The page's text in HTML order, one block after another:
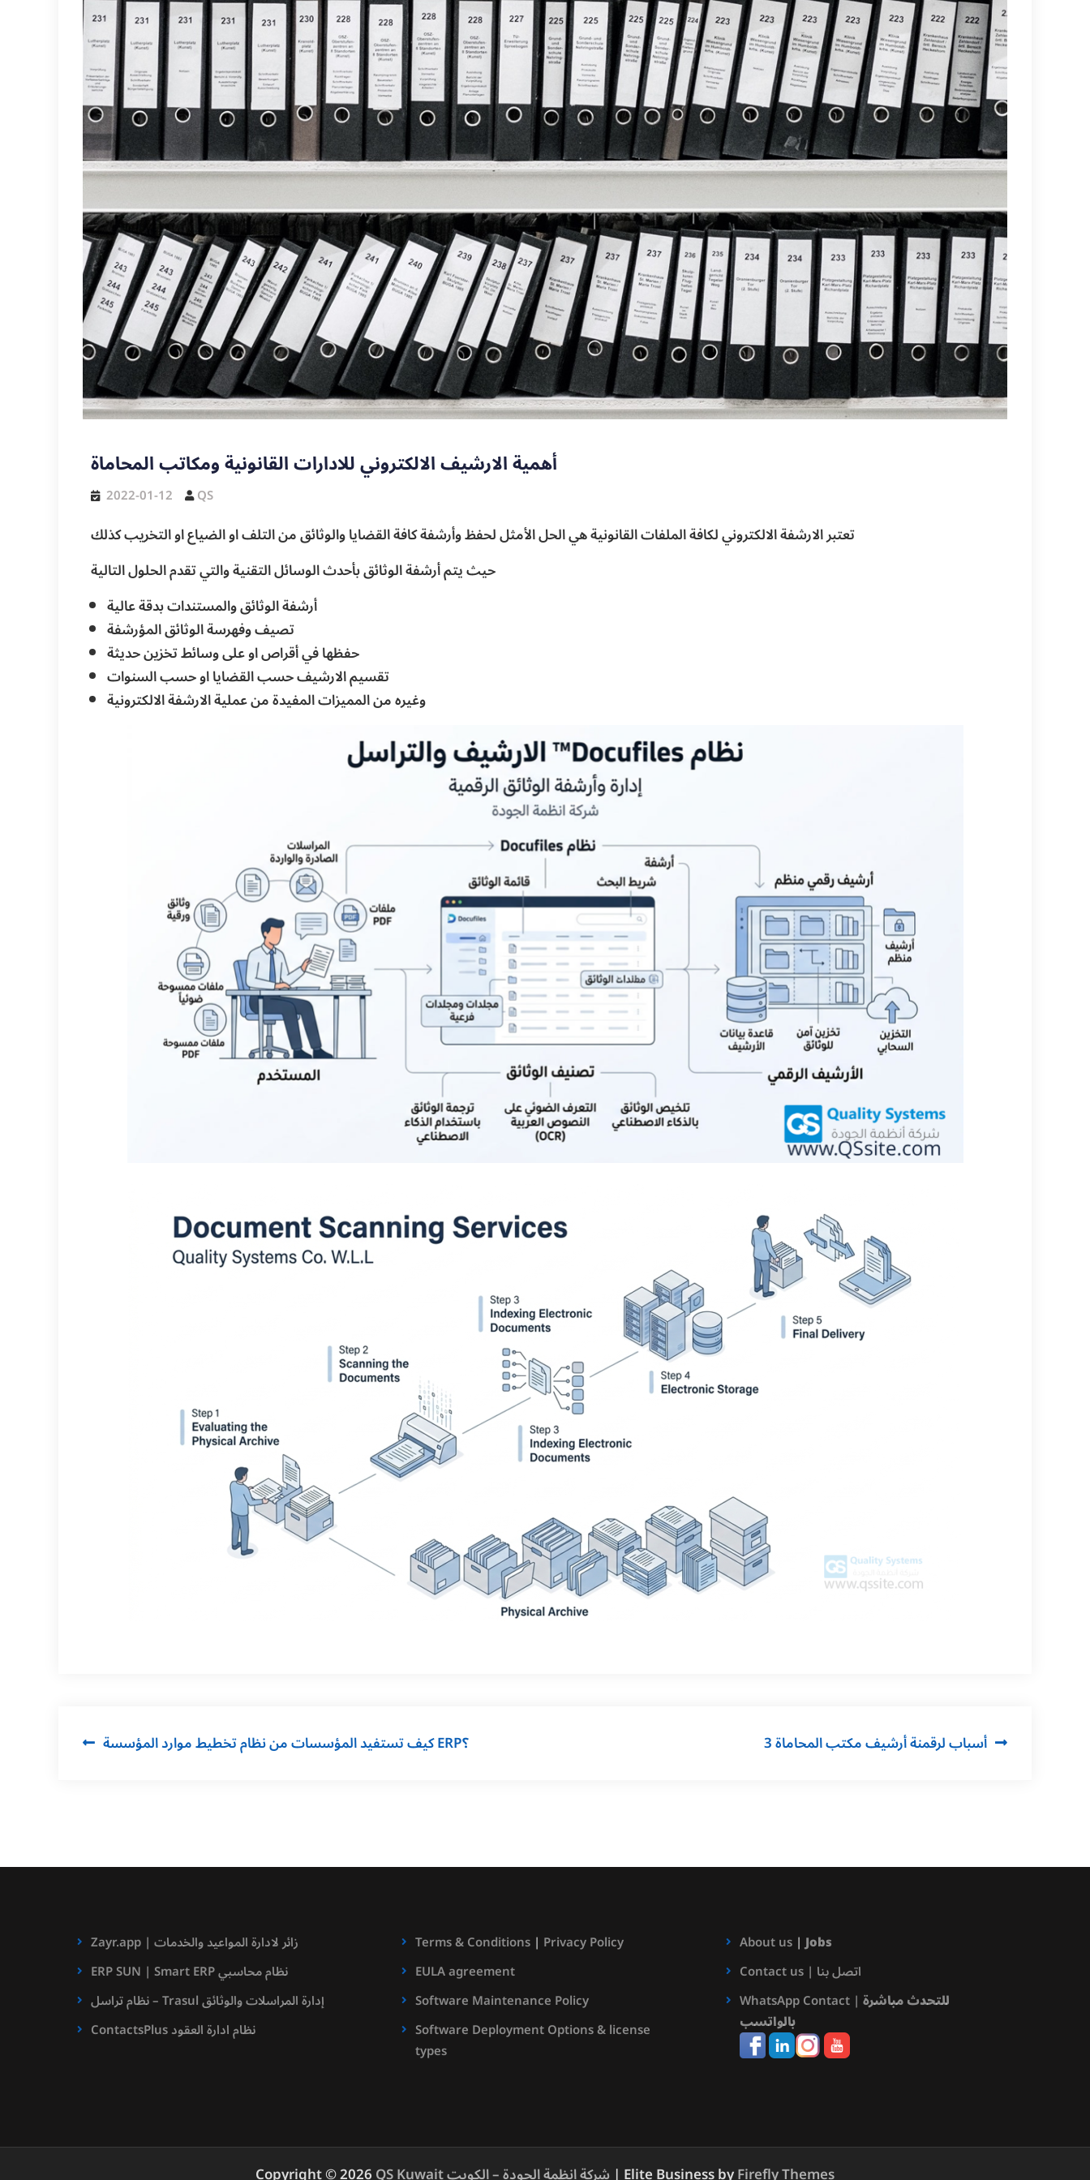
أهمية الارشيف الالكتروني للادارات القانونية ومكاتب المحاماة
2022-01-12 QS
تعتبر الارشفة الالكتروني لكافة الملفات القانونية هي الحل الأمثل لحفظ وأرشفة كافة القضايا والوثائق من التلف او الضياع او التخريب كذلك
حيث يتم أرشفة الوثائق بأحدث الوسائل التقنية والتي تقدم الحلول التالية
أرشفة الوثائق والمستندات بدقة عالية
تصيف وفهرسة الوثائق المؤرشفة
حفظها في أقراص او على وسائط تخزين حديثة
تقسيم الارشيف حسب القضايا او حسب السنوات
وغيره من المميزات المفيدة من عملية الارشفة الالكترونية
Post كيف تستفيد المؤسسات من نظام تخطيط موارد المؤسسة ERP؟ 3 أسباب لرقمنة أرشيف مكتب المحاماة
Zayr.app | زائر لادارة المواعيد والخدمات
ERP SUN | Smart ERP نظام محاسبي
نظام تراسل – Trasul إدارة المراسلات والوثائق
ContactsPlus نظام ادارة العقود
Terms & Conditions| Privacy Policy
EULA agreement
Software Maintenance Policy
Software Deployment Options & license
types
About us|Jobs
Contact us | اتصل بنا
WhatsApp Contact | للتحدث مباشرة
بالواتسب